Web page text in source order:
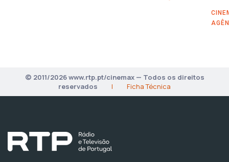
© 2011/2026 www.rtp.pt/cinemax — Todos os direitos
reservados
| Ficha Técnica